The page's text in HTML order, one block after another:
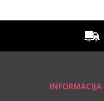
INFORMACIJA